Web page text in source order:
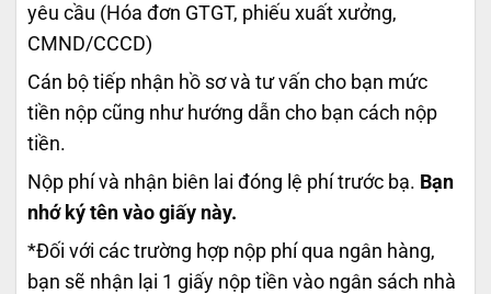
yêu cầu (Hóa đơn GTGT, phiếu xuất xưởng,
CMND/CCCD)
Cán bộ tiếp nhận hồ sơ và tư vấn cho bạn mức
tiền nộp cũng như hướng dẫn cho bạn cách nộp
tiền.
Nộp phí và nhận biên lai đóng lệ phí trước bạ. Bạn
nhớ ký tên vào giấy này.
*Đối với các trường hợp nộp phí qua ngân hàng,
bạn sẽ nhận lại 1 giấy nộp tiền vào ngân sách nhà